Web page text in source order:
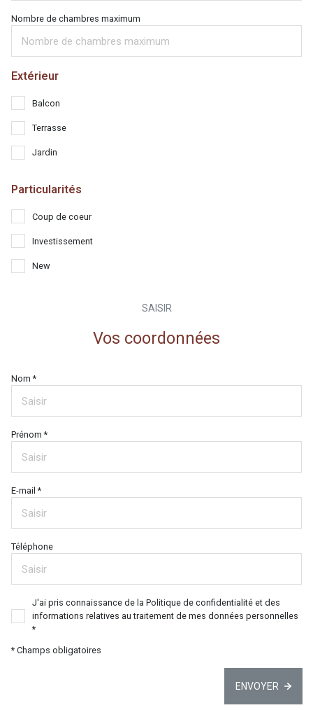
Nombre de chambres maximum
Extérieur
Balcon
Terrasse
Jardin
Particularités
Coup de coeur
Investissement
New
SAISIR
Vos coordonnées
Nom *
Prénom *
E-mail *
Téléphone
J'ai pris connaissance de la Politique de confidentialité et des
informations relatives au traitement de mes données personnelles
*
* Champs obligatoires
ENVOYER